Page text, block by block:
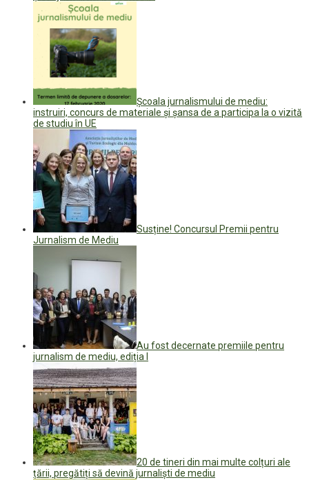
Școala jurnalismului de mediu:
instruiri, concurs de materiale și șansa de a participa la o vizită
de studiu în UE
Susține! Concursul Premii pentru
Jurnalism de Mediu
Au fost decernate premiile pentru
jurnalism de mediu, ediția I
20 de tineri din mai multe colțuri ale
țării, pregătiți să devină jurnaliști de mediu